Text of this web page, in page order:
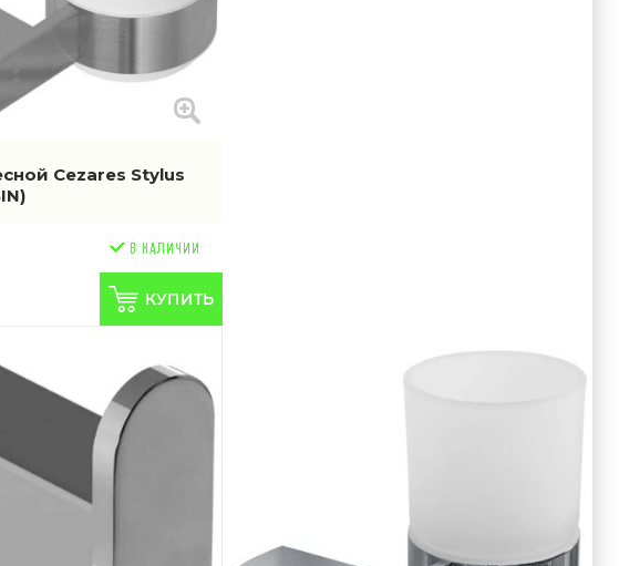
Cezares Stylus